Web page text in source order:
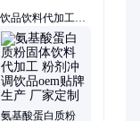
品饮料代加工、
牌定制、dha藻
粉剂、山楂鸡内
粉剂颗粒代加工
氨基酸蛋白质粉